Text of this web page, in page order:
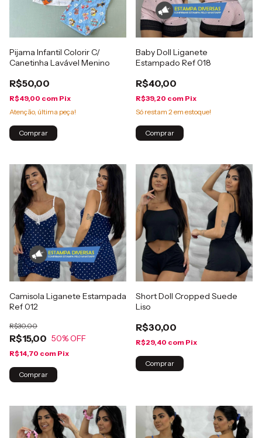
Pijama Infantil Colorir C/
Canetinha Lavável Menino
R$50,00
R$49,00 com Pix
Atenção, última peça!
Comprar
Baby Doll Liganete
Estampado Ref 018
R$40,00
R$39,20 com Pix
Só restam 2em estoque!
Comprar
Camisola Liganete Estampada
Ref 012
R$15,00
R$30,00
50% OFF
R$14,70 com Pix
Comprar
Short Doll Cropped Suede
Liso
R$30,00
R$29,40 com Pix
Comprar